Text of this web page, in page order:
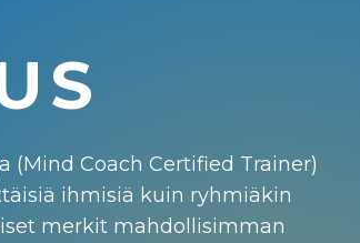
(Mind Coach Certified Trainer)
ihmisiä kuin ryhmiäkin
merkit mahdollisimman